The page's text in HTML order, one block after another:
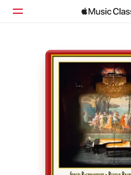
主页